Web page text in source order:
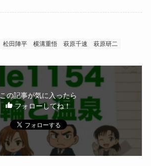
松田陣平 横溝重悟 萩原千速 萩原研二
この記事が気に入ったら
フォローしてね！